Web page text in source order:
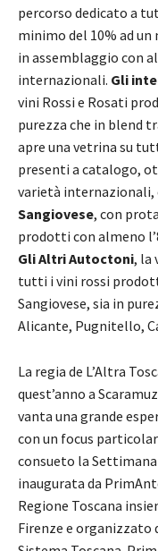
percorso dedicato a
minimo del 10% ad
in assemblaggio con
internazionali. Gli
vini Rossi e Rosati
purezza che in blend
apre una vetrina su
presenti a catalogo,
varietà internazionali,
Sangiovese, con
prodotti con almeno
Gli Altri Autoctoni, la
tutti i vini rossi
Sangiovese, sia in
Alicante, Pugnitello,
La regia de L’Altra
quest’anno a
vanta una grande
con un focus
consueto la
inaugurata da
Regione Toscana
Firenze e organizzato